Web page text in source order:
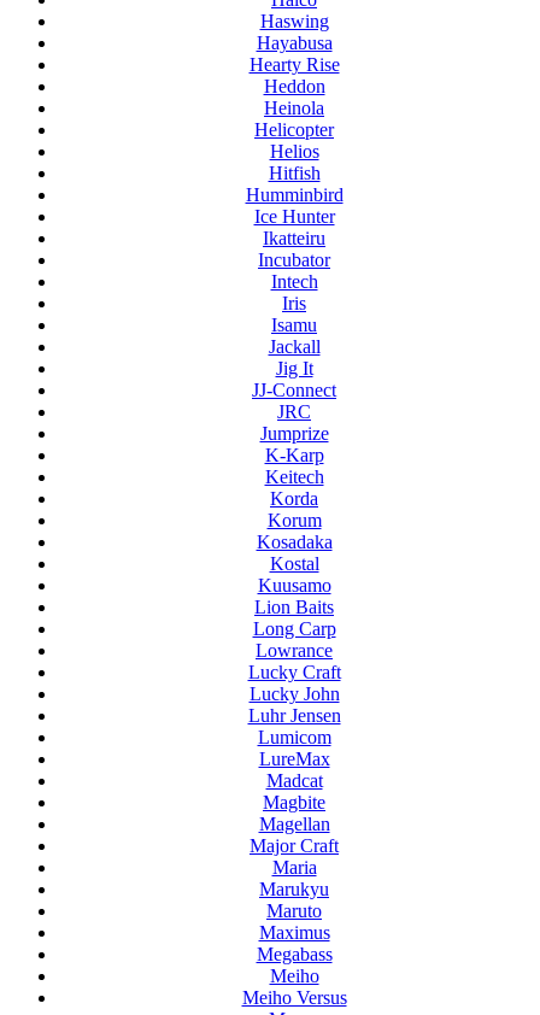
Haswing
Hayabusa
Hearty Rise
Heddon
Heinola
Helicopter
Helios
Hitfish
Humminbird
Ice Hunter
Ikatteiru
Incubator
Intech
Iris
Isamu
Jackall
Jig It
JJ-Connect
JRC
Jumprize
K-Karp
Keitech
Korda
Korum
Kosadaka
Kostal
Kuusamo
Lion Baits
Long Carp
Lowrance
Lucky Craft
Lucky John
Luhr Jensen
Lumicom
LureMax
Madcat
Magbite
Magellan
Major Craft
Maria
Marukyu
Maruto
Maximus
Megabass
Meiho
Meiho Versus